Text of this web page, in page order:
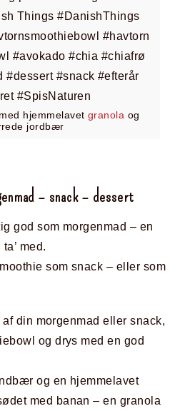
hjemmelavet granola og
jordbær
– snack – dessert
god som morgenmad – en
med.
som snack – eller som
din morgenmad eller snack,
og drys med en god
og en hjemmelavet
med banan – en granola